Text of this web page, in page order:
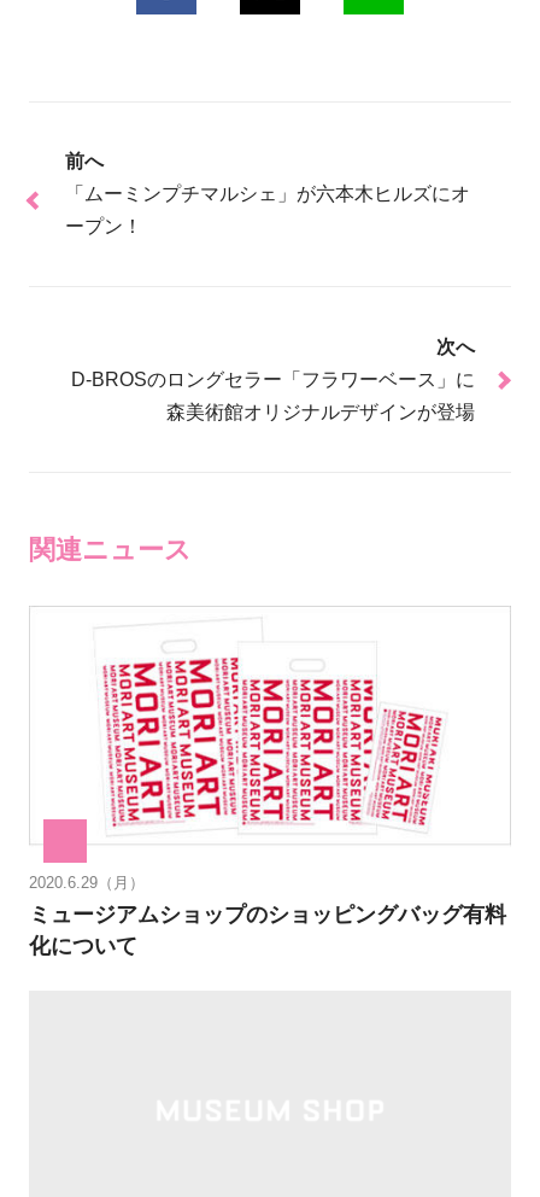
前へ
「ムーミンプチマルシェ」が六本木ヒルズにオ
ープン！
次へ
D-BROSのロングセラー「フラワーベース」に
森美術館オリジナルデザインが登場
関連ニュース
2020.6.29（月）
ミュージアムショップのショッピングバッグ有料
化について